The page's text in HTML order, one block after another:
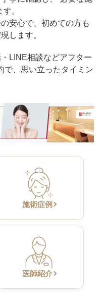
。
安心で、初めての方も
します。
LINE相談などアフター
で、思い立ったタイミン
施術症例
医師紹介